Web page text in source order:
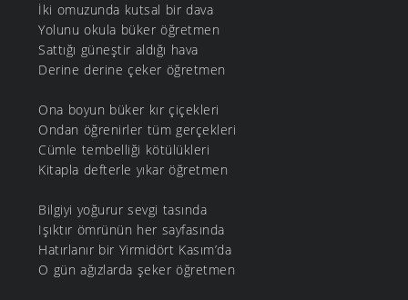
İki omuzunda kutsal bir dava
Yolunu okula büker öğretmen
Sattığı güneştir aldığı hava
Derine derine çeker öğretmen
Ona boyun büker kır çiçekleri
Ondan öğrenirler tüm gerçekleri
Cümle tembelliği kötülükleri
Kitapla defterle yıkar öğretmen
Bilgiyi yoğurur sevgi tasında
Işıktır ömrünün her sayfasında
Hatırlanır bir Yirmidört Kasım’da
O gün ağızlarda şeker öğretmen